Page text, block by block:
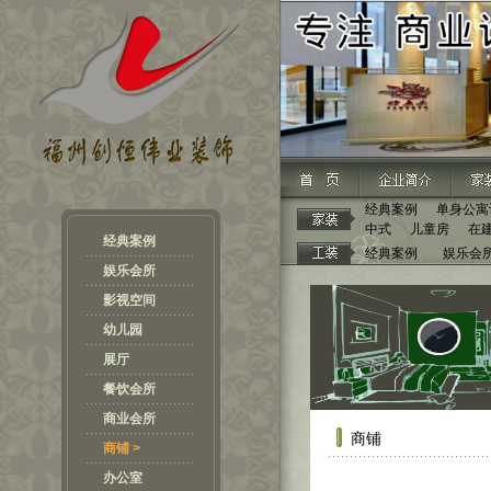
经典案例
娱乐会所
影视空间
幼儿园
展厅
餐饮会所
商业会所
商铺 >
办公室
经典案例
单身公
中式
儿童房
在
经典案例
娱乐会
商铺